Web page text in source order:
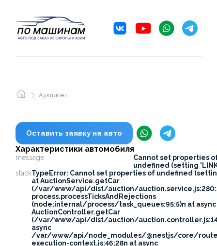
Аукционы
Оставить заявку на авто
Характеристики автомобиля
message
Cannot set properties
undefined (setting
stackTypeError: Cannot set properties of undefined
at AuctionService.getCar
(/var/www/api/dist/auction/
process.processTicksAndRejections
(node:internal/process/task_queues:95:5)n at async
AuctionController.getCar
(/var/www/api/dist/auction/
async
/var/www/api/node_modules/@nestjs/core/
execution-context.js:46:28n at async